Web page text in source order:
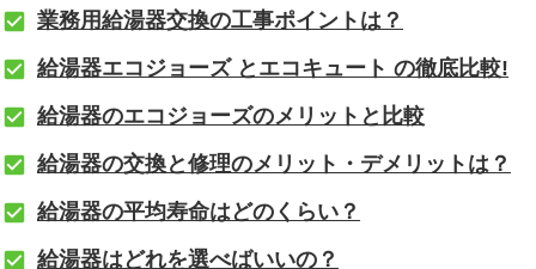
業務用給湯器交換の工事ポイントは？
給湯器エコジョーズ とエコキュート の徹底比較!
給湯器のエコジョーズのメリットと比較
給湯器の交換と修理のメリット・デメリットは？
給湯器の平均寿命はどのくらい？
給湯器はどれを選べばいいの？